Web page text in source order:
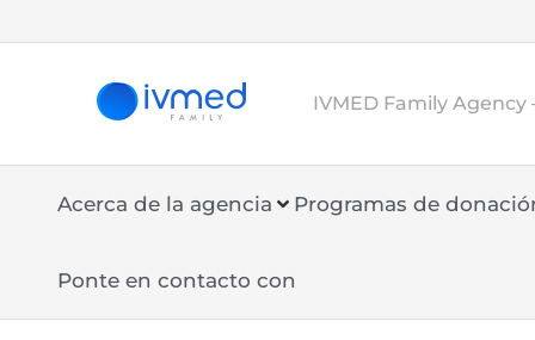
IVMED Family
Acerca de la agencia Programas de
Ponte en contacto con